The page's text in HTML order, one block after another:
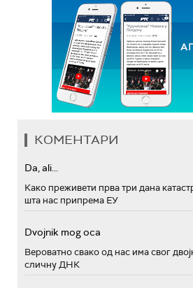
КОМЕНТАРИ
Da, ali...
Како преживети прва три дана
шта нас припрема ЕУ
Dvojnik mog oca
Вероватно свако од нас има свог
сличну ДНК